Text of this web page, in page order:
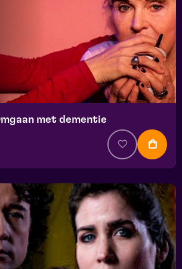
met dementie